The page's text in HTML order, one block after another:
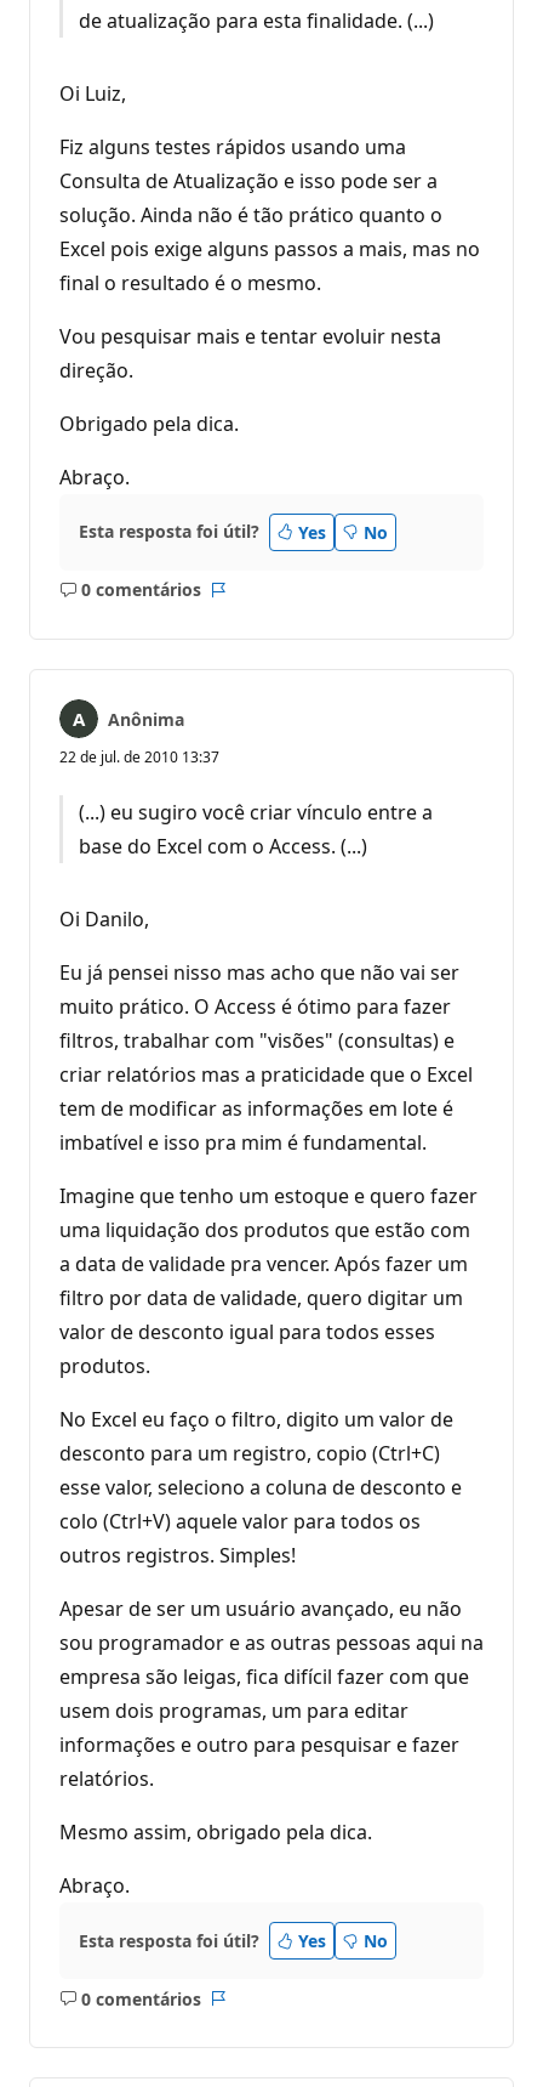
de atualização para esta finalidade. (...)
Oi Luiz,
Fiz alguns testes rápidos usando uma
Consulta de Atualização e isso pode ser a
solução. Ainda não é tão prático quanto o
Excel pois exige alguns passos a mais, mas no
final o resultado é o mesmo.
Vou pesquisar mais e tentar evoluir nesta
direção.
Obrigado pela dica.
Abraço.
Esta resposta foi útil? Yes No
0 comentários
Sem
Anônima
22 de jul. de 2010 13:37
(...) eu sugiro você criar vínculo entre a
base do Excel com o Access. (...)
Oi Danilo,
Eu já pensei nisso mas acho que não vai ser
muito prático. O Access é ótimo para fazer
filtros, trabalhar com "visões" (consultas) e
criar relatórios mas a praticidade que o Excel
tem de modificar as informações em lote é
imbatível e isso pra mim é fundamental.
Imagine que tenho um estoque e quero fazer
uma liquidação dos produtos que estão com
a data de validade pra vencer. Após fazer um
filtro por data de validade, quero digitar um
valor de desconto igual para todos esses
produtos.
No Excel eu faço o filtro, digito um valor de
desconto para um registro, copio (Ctrl+C)
esse valor, seleciono a coluna de desconto e
colo (Ctrl+V) aquele valor para todos os
outros registros. Simples!
Apesar de ser um usuário avançado, eu não
sou programador e as outras pessoas aqui na
empresa são leigas, fica difícil fazer com que
usem dois programas, um para editar
informações e outro para pesquisar e fazer
relatórios.
Mesmo assim, obrigado pela dica.
Abraço.
Esta resposta foi útil? Yes No
0 comentários
Sem